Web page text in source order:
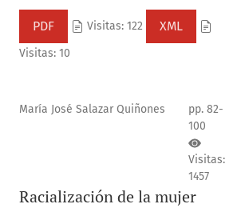
PDF Visitas: 122 XML
Visitas: 10
María José Salazar Quiñones
pp. 82-
100
Visitas:
1457
Racialización de la mujer